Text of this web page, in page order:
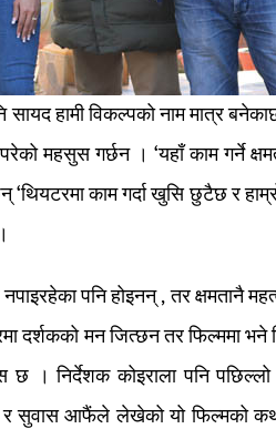
सायद हामी विकल्पको नाम मात्र
महसुस गर्छन । ‘यहाँ काम गर्ने
‘थियटरमा काम गर्दा खुसि छुटैछ र
पनि होइनन् , तर क्षमतानै
दर्शकको मन जित्छन तर फिल्ममा
छ । निर्देशक कोइराला पनि
सुवास आफैंले लेखेको यो फिल्मको